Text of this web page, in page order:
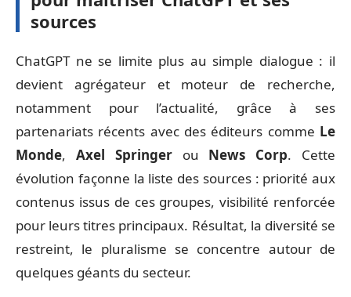
sources
ChatGPT ne se limite plus au simple dialogue : il
devient agrégateur et moteur de recherche,
notamment pour l’actualité, grâce à ses
partenariats récents avec des éditeurs comme Le
Monde, Axel Springerou News Corp. Cette
évolution façonne la liste des sources : priorité aux
contenus issus de ces groupes, visibilité renforcée
pour leurs titres principaux. Résultat, la diversité se
restreint, le pluralisme se concentre autour de
quelques géants du secteur.